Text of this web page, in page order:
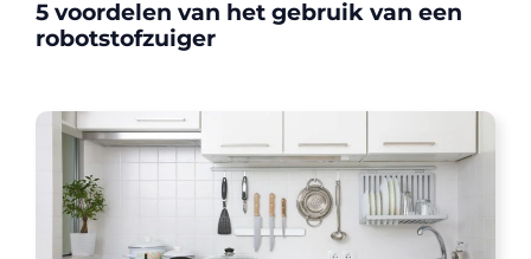
5 voordelen van het gebruik van een
robotstofzuiger